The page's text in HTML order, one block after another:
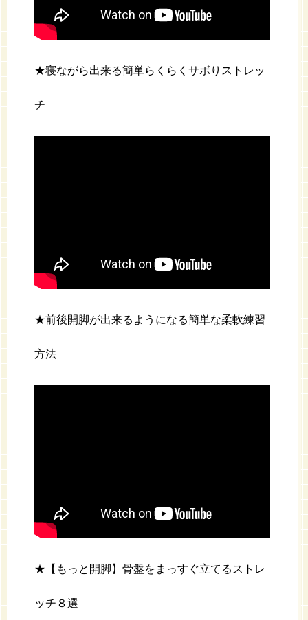
★寝ながら出来る簡単らくらくサボりストレッ
チ
★前後開脚が出来るようになる簡単な柔軟練習
方法
★【もっと開脚】骨盤をまっすぐ立てるストレ
ッチ８選